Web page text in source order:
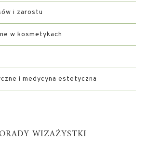
i zarostu
w kosmetykach
i medycyna estetyczna
WIZAŻYSTKI